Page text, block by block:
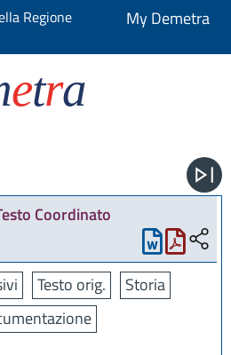
Regione
My Demetra
etra
Coordinato
Testo orig.
Storia